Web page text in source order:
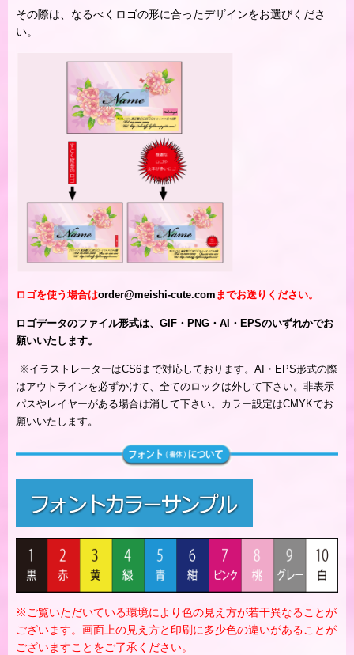
その際は、なるべくロゴの形に合ったデザインをお選びくださ
い。
ロゴを使う場合はorder@meishi-cute.com までお送りください。
ロゴデータのファイル形式は、GIF・PNG・AI・EPSのいずれかでお
願いいたします。
※ イラストレーターはCS6まで対応しております。AI・EPS形式の際
はアウトラインを必ずかけて、全てのロックは外して下さい。非表示
パスやレイヤーがある場合は消して下さい。カラー設定はCMYKでお
願いいたします。
※ご覧いただいている環境により色の見え方が若干異なることが
ございます。画面上の見え方と印刷に多少色の違いがあることが
ございますことをご了承ください。